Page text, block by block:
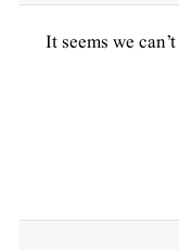
It seems we